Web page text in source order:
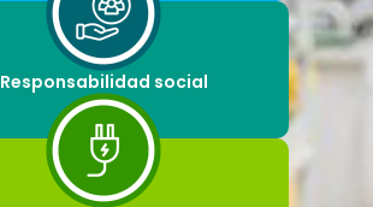
Responsabilidad social